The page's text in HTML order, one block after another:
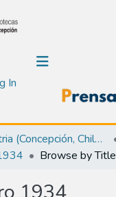
In(current)
La Patria (Concepción, Chile : 1923)
Browse by Title